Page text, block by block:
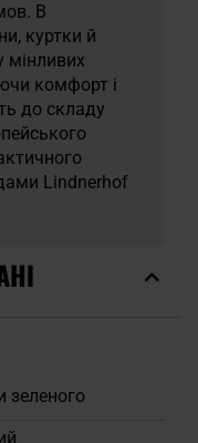
В
куртки й
мінливих
комфорт і
до складу
Lindnerhof
зеленого